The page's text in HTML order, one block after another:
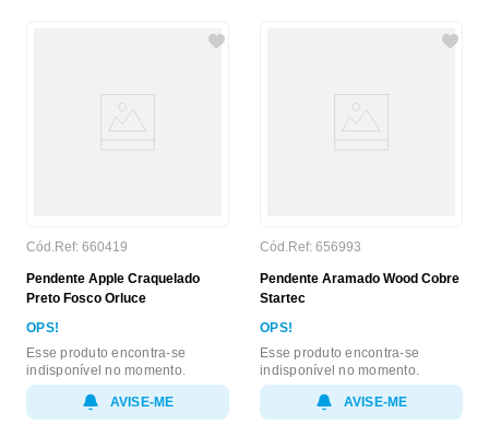
Cód.Ref: 660419
Pendente Apple Craquelado
Preto Fosco Orluce
OPS!
Esse produto encontra-se
indisponível no momento.
AVISE-ME
Cód.Ref: 656993
Pendente Aramado Wood Cobre
Startec
OPS!
Esse produto encontra-se
indisponível no momento.
AVISE-ME